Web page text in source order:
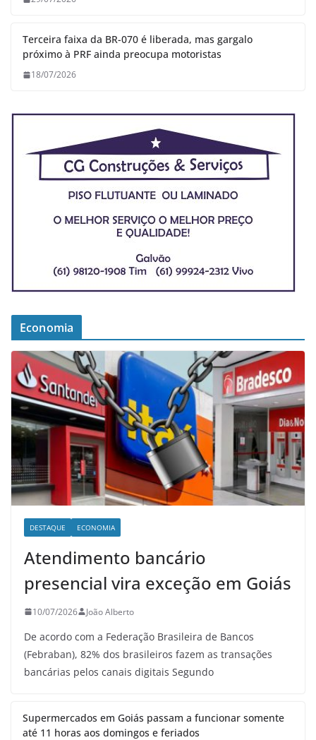
Terceira faixa da BR-070 é liberada, mas gargalo
próximo à PRF ainda preocupa motoristas
18/07/2026
Economia
DESTAQUE ECONOMIA
Atendimento bancário
presencial vira exceção em Goiás
10/07/2026 João Alberto
De acordo com a Federação Brasileira de Bancos
(Febraban), 82% dos brasileiros fazem as transações
bancárias pelos canais digitais Segundo
Supermercados em Goiás passam a funcionar somente
até 11 horas aos domingos e feriados